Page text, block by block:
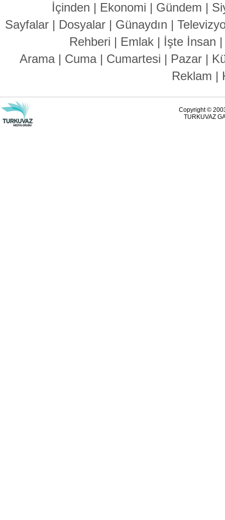
İçinden | Ekonomi | Gündem |
Sayfalar | Dosyalar | Günaydın |
Rehberi | Emlak| İşte İnsan
Arama| Cuma| Cumartesi | Pazar |
Reklam |
Copyright ©
TURKUVAZ